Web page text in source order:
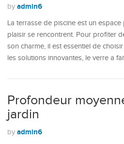
by admin6
La terrasse de piscine est un
plaisir se rencontrent. Pour profiter
son charme, il est essentiel de
les solutions innovantes, le verre a
Profondeur
jardin
by admin6